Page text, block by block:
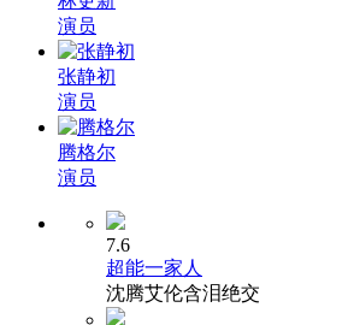
演员
张静初
演员
腾格尔
演员
7.6
超能一家人
沈腾艾伦含泪绝交